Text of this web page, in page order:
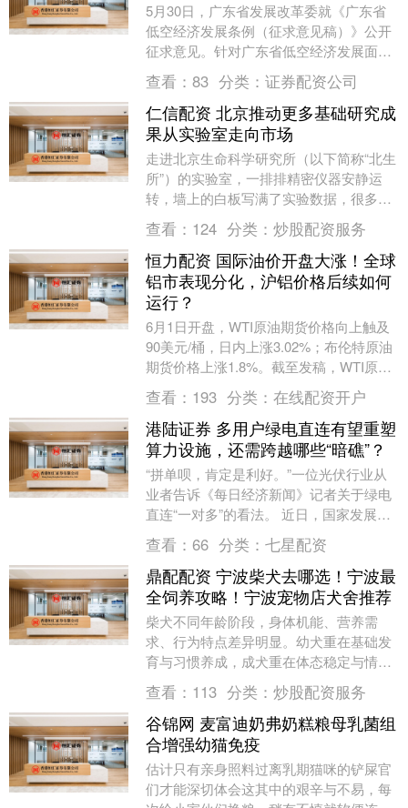
5月30日，广东省发展改革委就《广东省
低空经济发展条例（征求意见稿）》公开
征求意见。针对广东省低空经济发展面临
的突出瓶颈问题，《条例》靶向施策、精
准发力，有针对....
查看： 83 分类： 证券配资公司
仁信配资 北京推动更多基础研究成
果从实验室走向市场
走进北京生命科学研究所（以下简称“北生
所”）的实验室，一排排精密仪器安静运
转，墙上的白板写满了实验数据，很多研
发人员在埋头做实验。 3月16日，北京友
谊医院开出....
查看： 124 分类： 炒股配资服务
恒力配资 国际油价开盘大涨！全球
铝市表现分化，沪铝价格后续如何
运行？
6月1日开盘，WTI原油期货价格向上触及
90美元/桶，日内上涨3.02%；布伦特原油
期货价格上涨1.8%。截至发稿，WTI原油
期货和布伦特原油期货价格均涨逾2%....
查看： 193 分类： 在线配资开户
港陆证券 多用户绿电直连有望重塑
算力设施，还需跨越哪些“暗礁”？
“拼单呗，肯定是利好。”一位光伏行业从
业者告诉《每日经济新闻》记者关于绿电
直连“一对多”的看法。 近日，国家发展改
革委、国家能源局发布《关于有序推动多
用户绿电直....
查看： 66 分类： 七星配资
鼎配配资 宁波柴犬去哪选！宁波最
全饲养攻略！宁波宠物店犬舍推荐
柴犬不同年龄阶段，身体机能、营养需
求、行为特点差异明显。幼犬重在基础发
育与习惯养成，成犬重在体态稳定与情绪
平衡，老年犬重在温和照料与健康维持。
分阶段调整养护方式....
查看： 113 分类： 炒股配资服务
谷锦网 麦富迪奶弗奶糕粮母乳菌组
合增强幼猫免疫
估计只有亲身照料过离乳期猫咪的铲屎官
们才能深切体会这其中的艰辛与不易，每